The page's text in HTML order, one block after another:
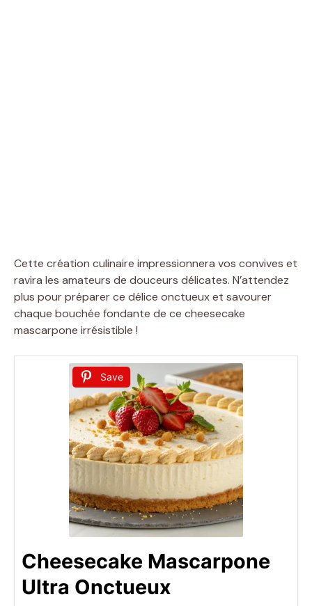
Cette création culinaire impressionnera vos convives et
ravira les amateurs de douceurs délicates. N’attendez
plus pour préparer ce délice onctueux et savourer
chaque bouchée fondante de ce cheesecake
mascarpone irrésistible !
Save
Cheesecake Mascarpone
Ultra Onctueux